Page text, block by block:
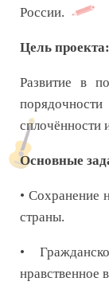
России.
Цель проекта:
Развитие в
сплочённости
Основные
• Сохранение
страны.
•
нравственное